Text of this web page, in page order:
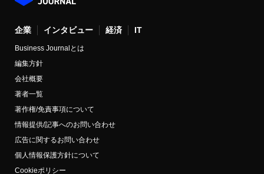
企業 インタビュー 経済 IT
Business Journalとは
編集方針
会社概要
著者一覧
著作権/免責事項について
情報提供/記事へのお問い合わせ
広告に関するお問い合わせ
個人情報保護方針について
Cookieポリシー